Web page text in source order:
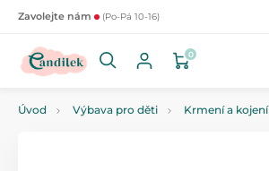
Zavolejte nám (Po-Pá 10-16)
0
Úvod Výbava pro děti Krmení a kojení